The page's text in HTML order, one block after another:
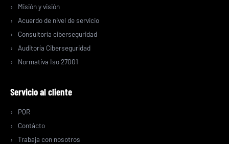
Misión y visión
Acuerdo de nivel de servicio
Consultoría ciberseguridad
Auditoría Ciberseguridad
Normativa Iso 27001
Servicio al cliente
PQR
Contácto
Trabaja con nosotros